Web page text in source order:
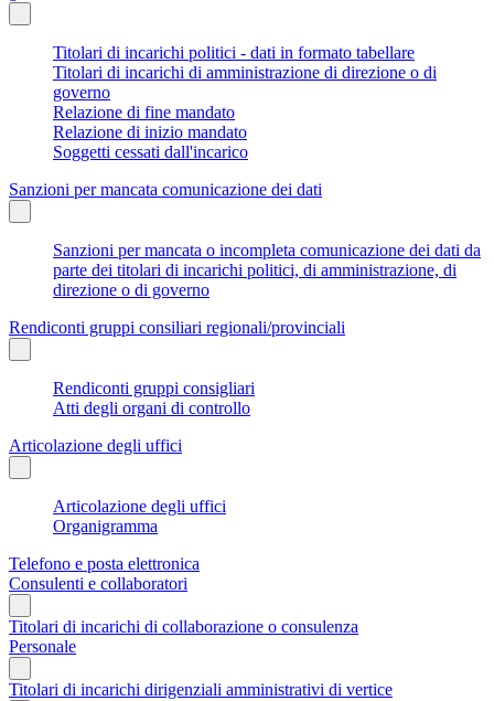
Titolari di incarichi politici - dati in formato tabellare
Titolari di incarichi di amministrazione di direzione o di
governo
Relazione di fine mandato
Relazione di inizio mandato
Soggetti cessati dall'incarico
Sanzioni per mancata comunicazione dei dati
Sanzioni per mancata o incompleta comunicazione dei dati da
parte dei titolari di incarichi politici, di amministrazione, di
direzione o di governo
Rendiconti gruppi consiliari regionali/provinciali
Rendiconti gruppi consigliari
Atti degli organi di controllo
Articolazione degli uffici
Articolazione degli uffici
Organigramma
Telefono e posta elettronica
Consulenti e collaboratori
Titolari di incarichi di collaborazione o consulenza
Personale
Titolari di incarichi dirigenziali amministrativi di vertice